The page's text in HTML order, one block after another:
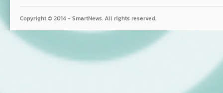
Copyright © 2014 - SmartNews. All rights reserved.